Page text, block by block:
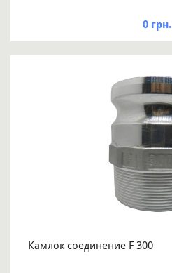
0 грн.
Камлок соединение F 300